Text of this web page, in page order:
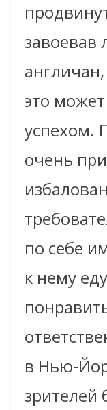
это
успехом.
очень
по себе
к нему
в Нью-